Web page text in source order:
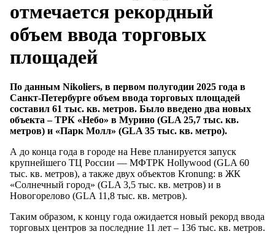
отмечается рекордный
объем ввода торговых
площадей
По данным Nikoliers, в первом полугодии 2025 года в
Санкт-Петербурге объем ввода торговых площадей
составил 61 тыс. кв. метров. Было введено два новых
объекта – ТРК «Небо» в Мурино (GLA 25,7 тыс. кв.
метров) и «Парк Молл» (GLA 35 тыс. кв. метро).
А до конца года в городе на Неве планируется запуск
крупнейшего ТЦ России — МФТРК Hollywood (GLA 60
тыс. кв. метров), а также двух объектов Kronung: в ЖК
«Солнечный город» (GLA 3,5 тыс. кв. метров) и в
Новогорелово (GLA 11,8 тыс. кв. метров).
Таким образом, к концу года ожидается новый рекорд ввода
торговых центров за последние 11 лет – 136 тыс. кв. метров.